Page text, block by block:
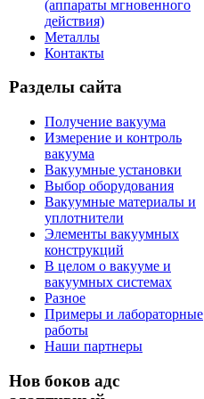
(аппараты мгновенного
действия)
Металлы
Контакты
Разделы сайта
Получение вакуума
Измерение и контроль
вакуума
Вакуумные установки
Выбор оборудования
Вакуумные материалы и
уплотнители
Элементы вакуумных
конструкций
В целом о вакууме и
вакуумных системах
Разное
Примеры и лабораторные
работы
Наши партнеры
Нов боков адс